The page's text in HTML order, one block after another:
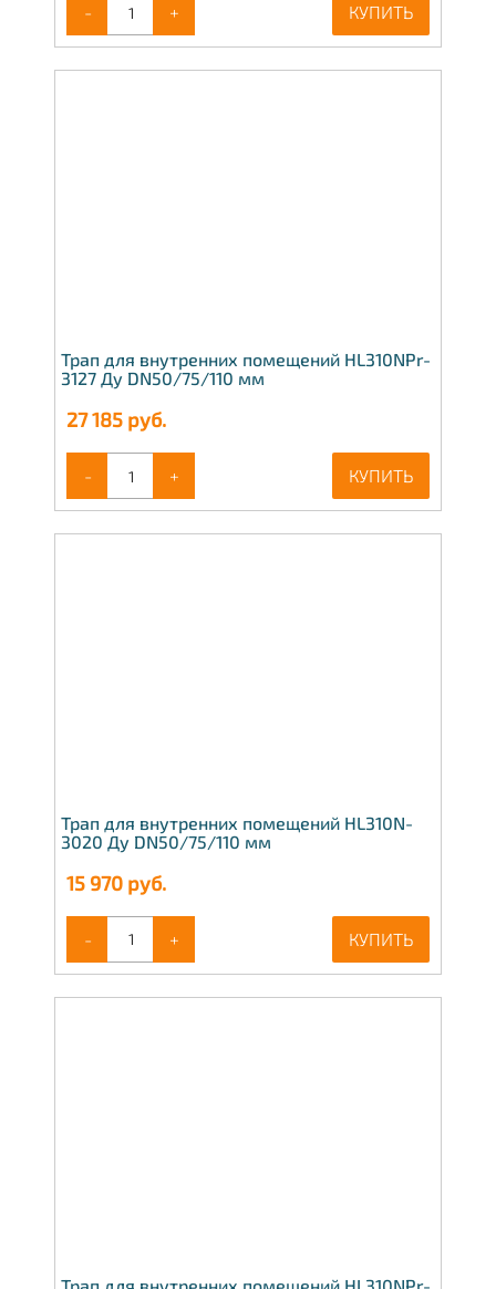
- + КУПИТЬ
Трап для внутренних помещений HL310NPr-
3127 Ду DN50/75/110 мм
27 185 руб.
- + КУПИТЬ
Трап для внутренних помещений HL310N-
3020 Ду DN50/75/110 мм
15 970 руб.
- + КУПИТЬ